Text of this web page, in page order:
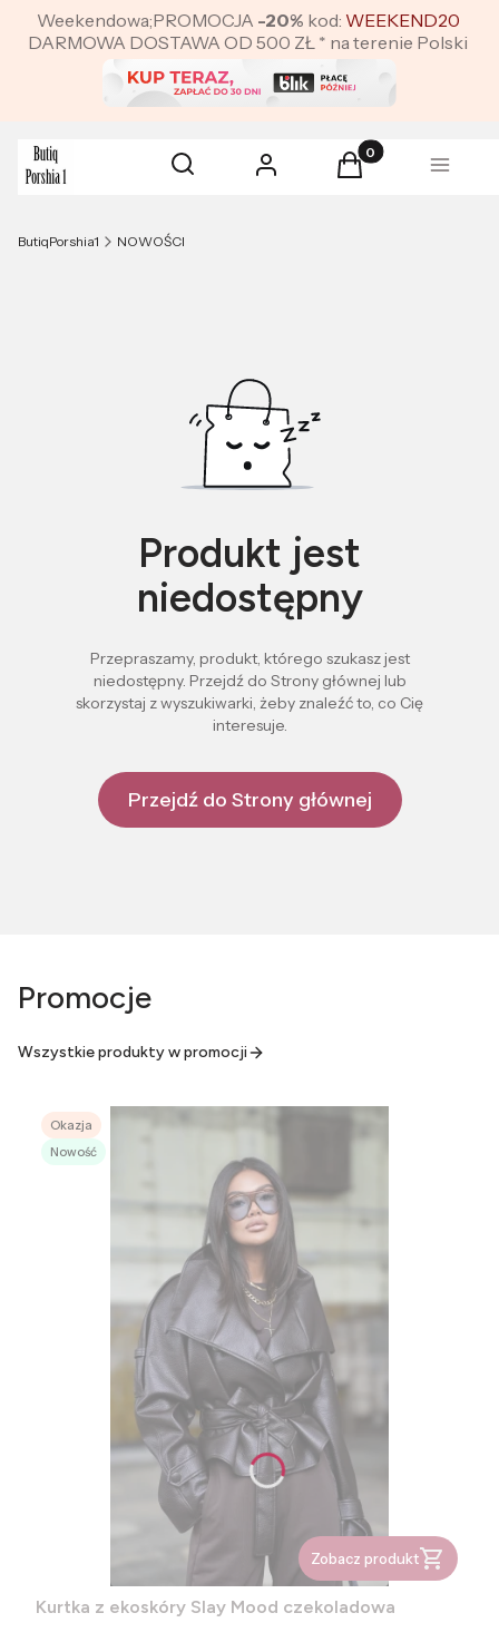
Weekendowa;PROMOCJA -20% kod: WEEKEND20
DARMOWA DOSTAWA OD 500 ZŁ * na terenie Polski
Otwórz wyszukiwarkę
Szukaj Zaloguj się Produkty w
Koszyk Menu
ButiqPorshia1 NOWOŚCI
Produkt jest
niedostępny
Przepraszamy, produkt, którego szukasz jest
niedostępny. Przejdź do Strony głównej lub
skorzystaj z wyszukiwarki, żeby znaleźć to, co Cię
interesuje.
Przejdź do Strony głównej
Promocje
Wszystkie produkty w promocji
Okazja
Nowość
Zobacz produkt
Kurtka z ekoskóry Slay Mood czekoladowa